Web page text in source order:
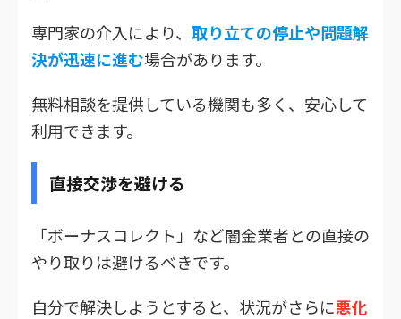
専門家の介入により、 取り立ての停止や問題解
決が迅速に進む場合があります。
無料相談を提供している機関も多く、安心して
利用できます。
直接交渉を避ける
「ボーナスコレクト」など闇金業者との直接の
やり取りは避けるべきです。
自分で解決しようとすると、状況がさらに悪化